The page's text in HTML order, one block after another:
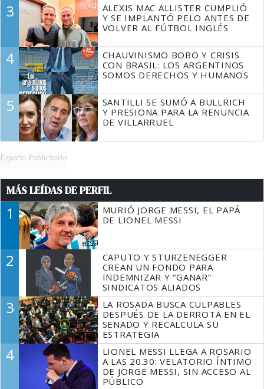
3
ALEXIS MAC ALLISTER CUMPLIÓ
Y SE IMPLANTÓ PELO ANTES DE
VOLVER AL FÚTBOL INGLÉS
4
CHAUVINISMO BOBO Y CRISIS
CON BRASIL: LOS ARGENTINOS
SOMOS DERECHOS Y HUMANOS
5
SANTILLI SE SUMÓ A BULLRICH
Y PRESIONA PARA LA RENUNCIA
DE VILLARRUEL
Espacio Publicitario
MÁS LEÍDAS DE PERFIL
1
MURIÓ JORGE MESSI, EL PAPÁ
DE LIONEL MESSI
2
CAPUTO Y STURZENEGGER
CREAN UN FONDO PARA
INDEMNIZAR Y “GANAR”
SINDICATOS ALIADOS
3
LA ROSADA BUSCA CULPABLES
DESPUÉS DE LA DERROTA EN EL
SENADO Y RECALCULA SU
ESTRATEGIA
4
LIONEL MESSI LLEGA A ROSARIO
A LAS 20.30: VELATORIO ÍNTIMO
DE JORGE MESSI, SIN ACCESO AL
PÚBLICO